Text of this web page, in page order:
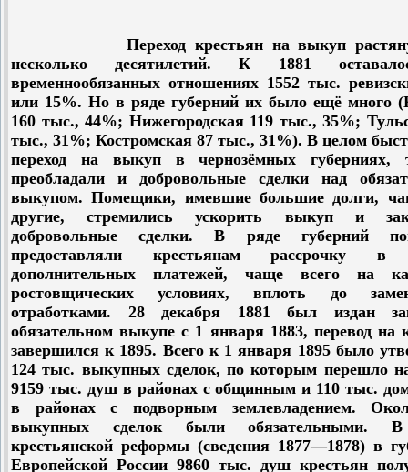
Переход крестьян на выкуп
несколько десятилетий. К 1881
временнообязанных отношениях 1552 тыс.
или 15%. Но в ряде губерний их было ещё много
160 тыс., 44%; Нижегородская 119 тыс., 35%;
тыс., 31%; Костромская 87 тыс., 31%). В целом
переход на выкуп в чернозёмных
преобладали и добровольные сделки над
выкупом. Помещики, имевшие большие долги,
другие, стремились ускорить выкуп и
добровольные сделки. В ряде губерний
предоставляли крестьянам рассрочку в
дополнительных платежей, чаще всего на
ростовщических условиях, вплоть до
отработками. 28 декабря 1881 был издан
обязательном выкупе с 1 января 1883, перевод на
завершился к 1895. Всего к 1 января 1895 было
124 тыс. выкупных сделок, по которым перешло
9159 тыс. душ в районах с общинным и 110 тыс.
в районах с подворным землевладением.
выкупных сделок были обязательными. В
крестьянской реформы (сведения 1877—1878) в
Европейской России 9860 тыс. душ крестьян